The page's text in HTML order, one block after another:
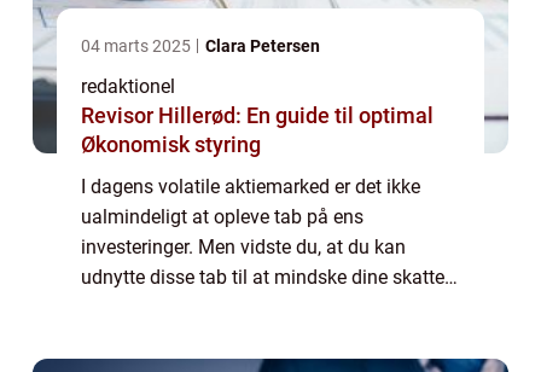
04 marts 2025 Clara Petersen
redaktionel
Revisor Hillerød: En guide til optimal
Økonomisk styring
I dagens volatile aktiemarked er det ikke
ualmindeligt at opleve tab på ens
investeringer. Men vidste du, at du kan
udnytte disse tab til at mindske dine skatter?